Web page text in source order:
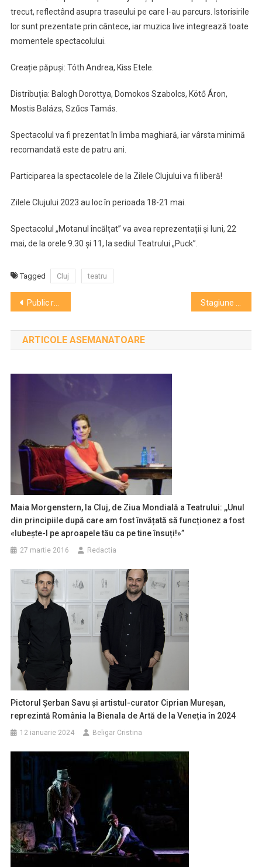
trecut, reflectând asupra traseului pe care l-au parcurs. Istorisirile
lor sunt prezentate prin cântece, iar muzica live integrează toate
momentele spectacolului.
Creație păpuși: Tóth Andrea, Kiss Etele.
Distribuția: Balogh Dorottya, Domokos Szabolcs, Kötő Áron,
Mostis Balázs, Szűcs Tamás.
Spectacolul va fi prezentat în limba maghiară, iar vârsta minimă
recomandată este de patru ani.
Participarea la spectacolele de la Zilele Clujului va fi liberă!
Zilele Clujului 2023 au loc în perioada 18-21 mai.
Spectacolul „Motanul încălțat” va avea reprezentații și luni, 22
mai, de la orele 9.30 și 11, la sediul Teatrului „Puck”.
Tagged Cluj teatru
Navigare
în
articole
Public record în prima zi de la Zilele Clujului
ARTICOLE ASEMANATOARE
Maia Morgenstern, la Cluj, de Ziua Mondială a Teatrului: ,,Unul
din principiile după care am fost învățată să funcționez a fost
«Iubește-l pe aproapele tău ca pe tine însuți!»”
27 martie 2016 Redactia
Pictorul Șerban Savu și artistul-curator Ciprian Mureșan,
reprezintă România la Bienala de Artă de la Veneția în 2024
12 ianuarie 2024 Beligar Cristina